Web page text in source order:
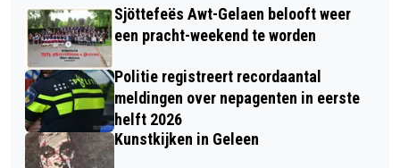
Sjöttefeës Awt-Gelaen belooft weer
een pracht-weekend te worden
Politie registreert recordaantal
meldingen over nepagenten in eerste
helft 2026
Kunstkijken in Geleen